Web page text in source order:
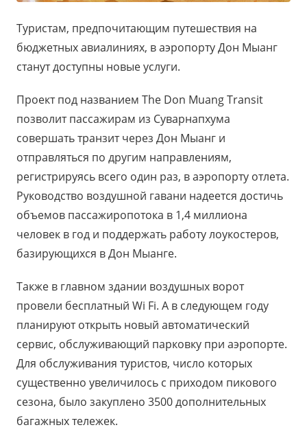
Туристам, предпочитающим путешествия на
бюджетных авиалиниях, в аэропорту Дон Мыанг
станут доступны новые услуги.
Проект под названием The Don Muang Transit
позволит пассажирам из Суварнапхума
совершать транзит через Дон Мыанг и
отправляться по другим направлениям,
регистрируясь всего один раз, в аэропорту отлета.
Руководство воздушной гавани надеется достичь
объемов пассажиропотока в 1,4 миллиона
человек в год и поддержать работу лоукостеров,
базирующихся в Дон Мыанге.
Также в главном здании воздушных ворот
провели бесплатный Wi Fi. А в следующем году
планируют открыть новый автоматический
сервис, обслуживающий парковку при аэропорте.
Для обслуживания туристов, число которых
существенно увеличилось с приходом пикового
сезона, было закуплено 3500 дополнительных
багажных тележек.